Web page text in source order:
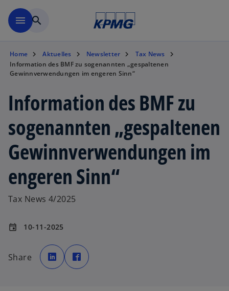
menu search
Home Aktuelles Newsletter
Tax News
Information des BMF zu sogenannten „gespaltenen
Gewinnverwendungen im engeren Sinn“
Information des BMF zu
sogenannten „gespaltenen
Gewinnverwendungen im
engeren Sinn“
Tax News 4/2025
event 10-11-2025
Share
w
i
r
d
i
r